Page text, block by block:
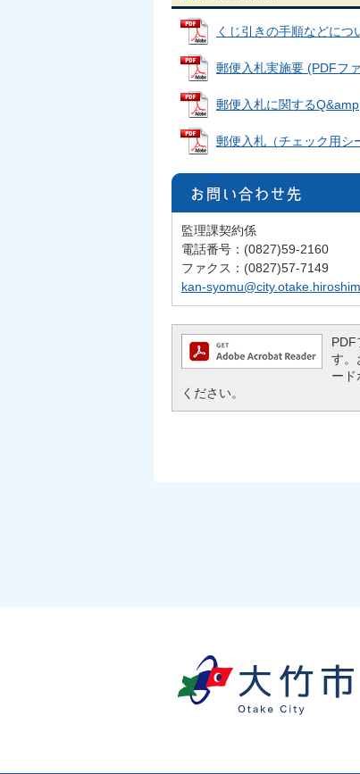
くじ引きの手順などに
郵便入札実施要 (PDFフ
郵便入札に関する
郵便入札（チェック用シ
監理課契約係
電話番号：(0827)59-2160
ファクス：(0827)57-7149
kan-
す。
ード
ください。